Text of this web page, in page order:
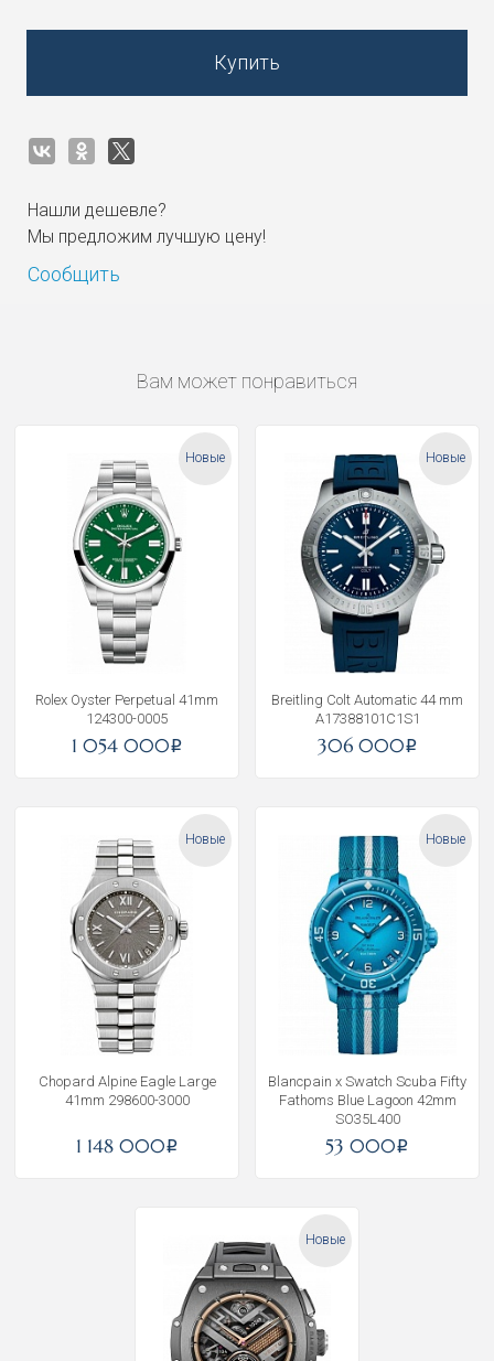
Купить
Нашли дешевле?
Мы предложим лучшую цену!
Сообщить
Вам может понравиться
Новые
Rolex Oyster Perpetual 41mm
124300-0005
1 054 000i
Новые
Breitling Colt Automatic 44 mm
A17388101C1S1
306 000i
Новые
Chopard Alpine Eagle Large
41mm 298600-3000
1 148 000i
Новые
Blancpain x Swatch Scuba Fifty
Fathoms Blue Lagoon 42mm
SO35L400
53 000i
Новые